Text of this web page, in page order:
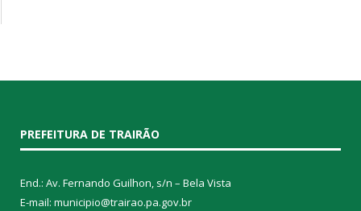
PREFEITURA DE TRAIRÃO
End.: Av. Fernando Guilhon, s/n – Bela Vista
E-mail: municipio@trairao.pa.gov.br